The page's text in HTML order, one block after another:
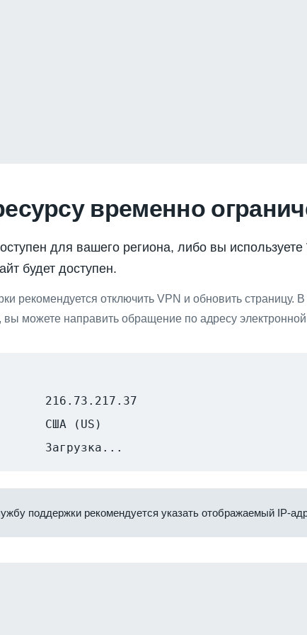
временно
для вашего региона, либо вы используете
будет доступен.
рекомендуется отключить VPN и обновить страницу.
можете направить обращение по адресу
216.73.217.37
США (US)
Загрузка...
поддержки рекомендуется указать отображаемый IP-